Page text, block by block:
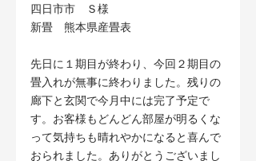
四日市市　Ｓ様
新畳　熊本県産畳表
先日に１期目が終わり、今回２期目の
畳入れが無事に終わりました。残りの
廊下と玄関で今月中には完了予定で
す。お客様もどんどん部屋が明るくな
って気持ちも晴れやかになると喜んで
おられました。ありがとうございまし